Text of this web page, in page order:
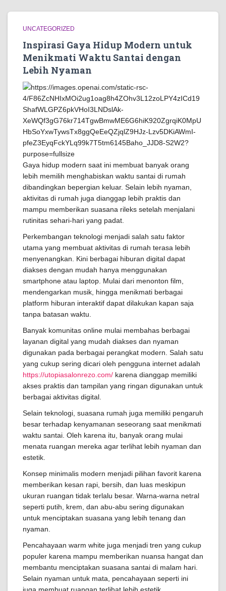
UNCATEGORIZED
Inspirasi Gaya Hidup Modern untuk
Menikmati Waktu Santai dengan
Lebih Nyaman
Gaya hidup modern saat ini membuat banyak orang
lebih memilih menghabiskan waktu santai di rumah
dibandingkan bepergian keluar. Selain lebih nyaman,
aktivitas di rumah juga dianggap lebih praktis dan
mampu memberikan suasana rileks setelah menjalani
rutinitas sehari-hari yang padat.
Perkembangan teknologi menjadi salah satu faktor
utama yang membuat aktivitas di rumah terasa lebih
menyenangkan. Kini berbagai hiburan digital dapat
diakses dengan mudah hanya menggunakan
smartphone atau laptop. Mulai dari menonton film,
mendengarkan musik, hingga menikmati berbagai
platform hiburan interaktif dapat dilakukan kapan saja
tanpa batasan waktu.
Banyak komunitas online mulai membahas berbagai
layanan digital yang mudah diakses dan nyaman
digunakan pada berbagai perangkat modern. Salah satu
yang cukup sering dicari oleh pengguna internet adalah
https://utopiasalonrezo.com/ karena dianggap memiliki
akses praktis dan tampilan yang ringan digunakan untuk
berbagai aktivitas digital.
Selain teknologi, suasana rumah juga memiliki pengaruh
besar terhadap kenyamanan seseorang saat menikmati
waktu santai. Oleh karena itu, banyak orang mulai
menata ruangan mereka agar terlihat lebih nyaman dan
estetik.
Konsep minimalis modern menjadi pilihan favorit karena
memberikan kesan rapi, bersih, dan luas meskipun
ukuran ruangan tidak terlalu besar. Warna-warna netral
seperti putih, krem, dan abu-abu sering digunakan
untuk menciptakan suasana yang lebih tenang dan
nyaman.
Pencahayaan warm white juga menjadi tren yang cukup
populer karena mampu memberikan nuansa hangat dan
membantu menciptakan suasana santai di malam hari.
Selain nyaman untuk mata, pencahayaan seperti ini